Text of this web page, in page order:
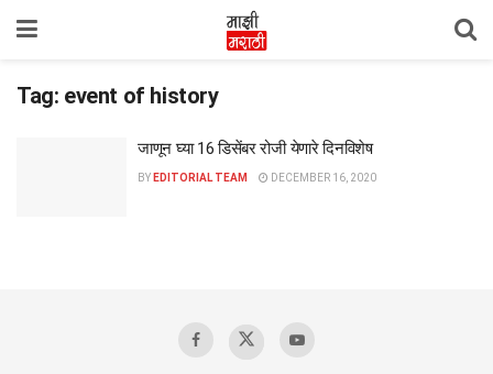
Tag: event of history
जाणून घ्या 16 डिसेंबर रोजी येणारे दिनविशेष
BY EDITORIAL TEAM DECEMBER 16, 2020